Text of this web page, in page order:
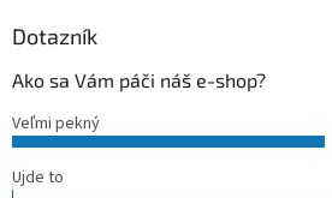
Dotazník
Ako sa Vám páči náš e-shop?
Veľmi pekný
Ujde to